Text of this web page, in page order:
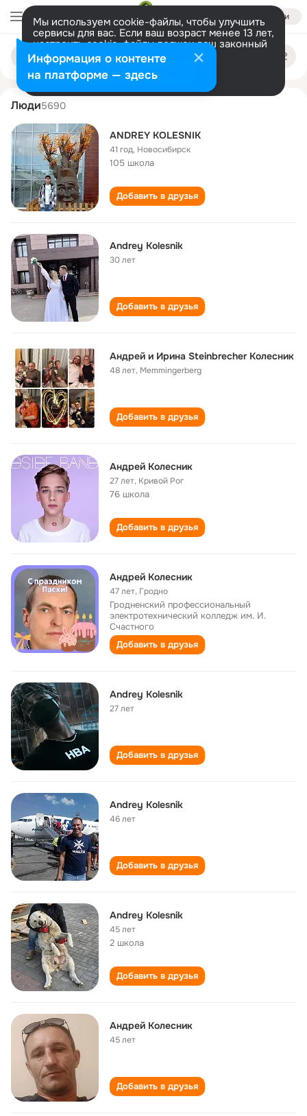
Войти
Мы используем cookie-файлы, чтобы улучшить
сервисы для вас. Если ваш возраст менее 13 лет,
настроить cookie-файлы должен ваш законный
представитель. Больше информации
Разрешить все Настроить
Поиск
людям
andrey kolesnik
Люди5690
ANDREY KOLESNIK
41 год, Новосибирск
105 школа
Добавить в друзья
Andrey Kolesnik
30 лет
Добавить в друзья
Андрей и Ирина Steinbrecher Колесник
48 лет, Memmingerberg
Добавить в друзья
Андрей Колесник
27 лет, Кривой Рог
76 школа
Добавить в друзья
Андрей Колесник
47 лет, Гродно
Гродненский профессиональный
электротехнический колледж им. И.
Счастного
Добавить в друзья
Andrey Kolesnik
27 лет
Добавить в друзья
Andrey Kolesnik
46 лет
Добавить в друзья
Andrey Kolesnik
45 лет
2 школа
Добавить в друзья
Андрей Колесник
45 лет
Добавить в друзья
Информация о контенте
на платформе — здесь